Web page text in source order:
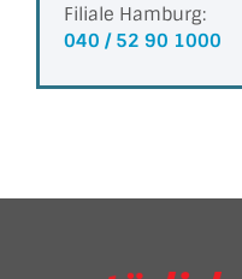
Filiale Hamburg:
040 / 52 90 1000